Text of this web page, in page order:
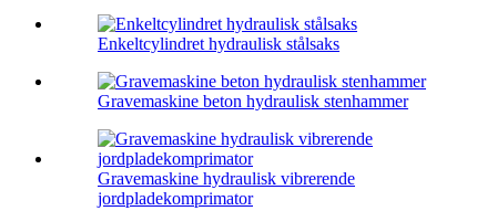
Enkeltcylindret hydraulisk stålsaks
Gravemaskine beton hydraulisk stenhammer
Gravemaskine hydraulisk vibrerende
jordpladekomprimator